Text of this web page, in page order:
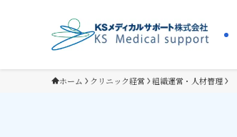
ホーム クリニック経営 組織運営・人材管理